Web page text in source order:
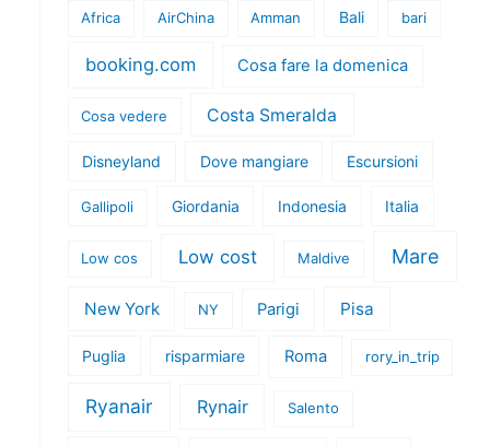
Africa AirChina Amman Bali bari
booking.com Cosa fare la domenica
Cosa vedere Costa Smeralda
Disneyland Dove mangiare Escursioni
Gallipoli Giordania Indonesia Italia
Low cos Low cost Maldive Mare
New York NY Parigi Pisa
Puglia risparmiare Roma rory_in_trip
Ryanair Rynair Salento